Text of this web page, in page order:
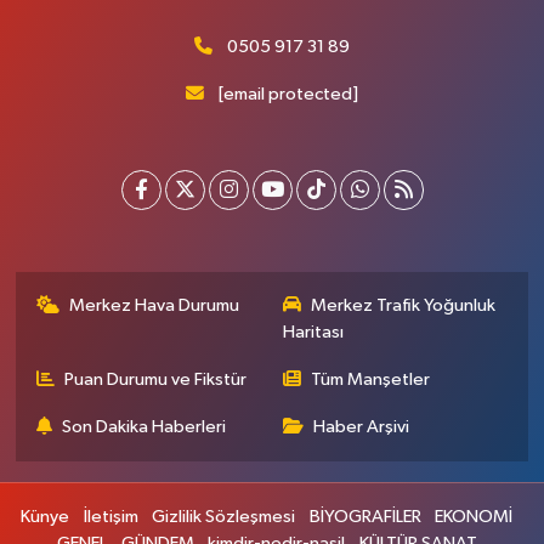
0505 917 31 89
[email protected]
Merkez Hava Durumu
Merkez Trafik Yoğunluk
Haritası
Puan Durumu ve Fikstür Tüm Manşetler
Son Dakika Haberleri Haber Arşivi
Künye İletişim Gizlilik Sözleşmesi BİYOGRAFİLER
EKONOMİ